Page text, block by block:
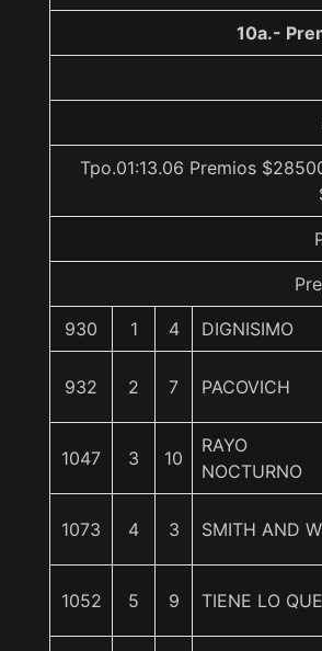
10a.-
Tpo.01:13.06 Premios
930 1 4 DIGNISIMO
932 2 7 PACOVICH
1047 3 10
RAYO
NOCTURNO
1073 4 3 SMITH AND
1052 5 9 TIENE LO QUE